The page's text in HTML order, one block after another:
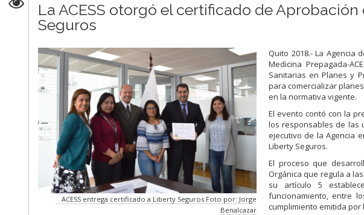
La ACESS otorgó el certificado de
Seguros
ACESS entrega certificado a Liberty Seguros Foto por: Jorge
Benalcazar
Quito 2018.- La Agencia
Medicina Prepagada-
Sanitarias en Planes y
para comercializar
en la normativa vigente.
El evento contó con la
los responsables de las
ejecutivo de la Agencia
Liberty Seguros.
El proceso que
Orgánica que regula a
su artículo 5
funcionamiento, entre
cumplimiento emitida